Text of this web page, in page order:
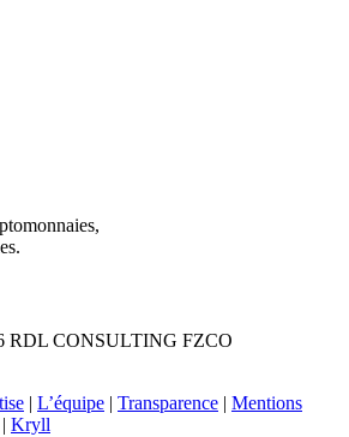
RDL CONSULTING FZCO
| L’équipe | Transparence | Mentions
| Kryll